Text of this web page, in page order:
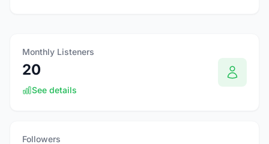
Monthly Listeners
20
See details
Followers